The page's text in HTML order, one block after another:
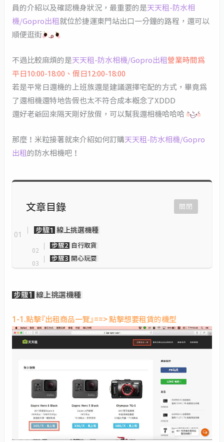
員的介紹以及確認機身狀況，最重要的是天天租-防水相
機/Gopro出租 就位於捷運東門站出口一分鐘的路程，還可以
順便逛街
不過比較麻煩的是天天租-防水相機/Gopro出租營業時間為
平日10:00-18:00、假日12:00-18:00
若是平常日還機的上班族還是建議選擇宅配的方式，畢竟為
了還相機還特地告假也太不符合成本概念了XDDD
還好老爺回來隔天剛好放假，可以幫我還相機哈哈哈
那麼！米粒接著就來介紹如何訂購天天租-防水相機/Gopro
出租 的防水相機吧！
關閉
文章目錄
步驟1 線上挑選機種
步驟2
自行取貨
步驟3
開心玩耍
步驟1 線上挑選機種
1-1.點擊『出租商品一覽』==> 點擊想要租賃的機型